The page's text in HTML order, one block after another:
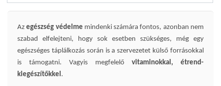
Azegészség védelme mindenki számára fontos, azonban nem
szabad elfelejteni, hogy sok esetben szükséges, még egy
egészséges táplálkozás során is a szervezetet külső forrásokkal
is támogatni. Vagyis megfelelő vitaminokkal, étrend-
kiegészítőkkel.